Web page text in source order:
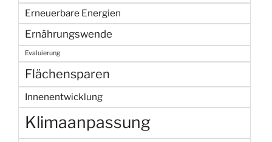
Erneuerbare Energien
Ernährungswende
Evaluierung
Flächensparen
Innenentwicklung
Klimaanpassung